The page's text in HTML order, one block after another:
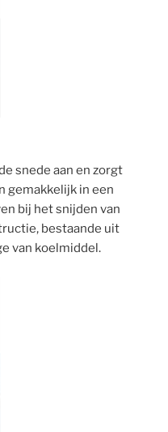
snede aan en zorgt
gemakkelijk in een
bij het snijden van
bestaande uit
van koelmiddel.